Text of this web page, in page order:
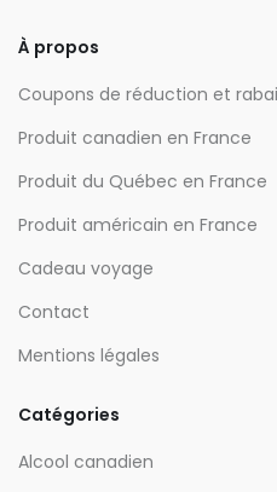
À propos
Coupons de réduction et
Produit canadien en France
Produit du Québec en France
Produit américain en France
Cadeau voyage
Contact
Mentions légales
Catégories
Alcool canadien